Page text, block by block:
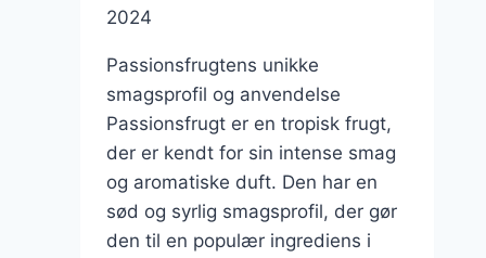
2024
Passionsfrugtens unikke
smagsprofil og anvendelse
Passionsfrugt er en tropisk frugt,
der er kendt for sin intense smag
og aromatiske duft. Den har en
sød og syrlig smagsprofil, der gør
den til en populær ingrediens i